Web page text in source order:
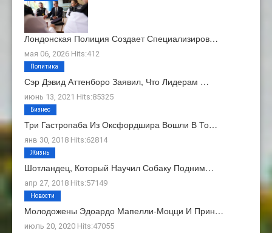
Лондонская Полиция Создает Специализиров…
мая 06, 2026 Hits:412
Сэр Дэвид Аттенборо Заявил, Что Лидерам …
июнь 13, 2021 Hits:85325
Политика
Три Гастропаба Из Оксфордшира Вошли В То…
янв 30, 2018 Hits:62814
Бизнес
Шотландец, Который Научил Собаку Подним…
апр 27, 2018 Hits:57149
Жизнь
Молодожены Эдоардо Мапелли-Моцци И Прин…
июль 20, 2020 Hits:47055
Новости